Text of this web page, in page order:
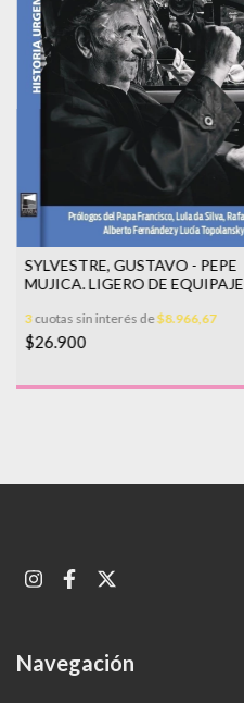
SYLVESTRE, GUSTAVO - PEPE
MUJICA. LIGERO DE EQUIPAJE
3cuotas sin interés de$8.966,67
$26.900
Navegación